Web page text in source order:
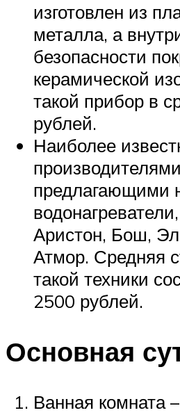
изготовлен из
металла, а
безопасности
керамической
такой прибор в
рублей.
Наиболее
предлагающими
Аристон, Бош,
Атмор. Средняя
такой техники
2500 рублей.
Основная
Ванная комната